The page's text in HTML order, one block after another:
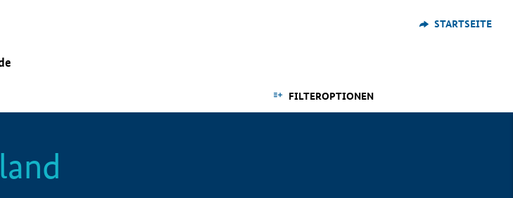
STARTSEITE
FILTEROPTIONEN